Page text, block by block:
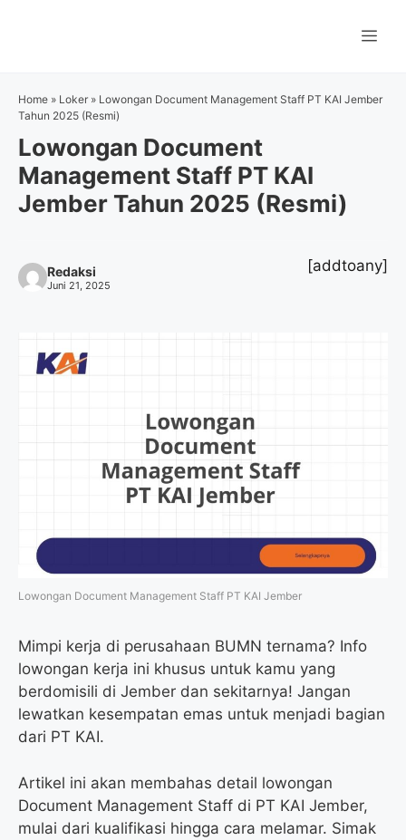
Home » Loker » Lowongan Document Management Staff PT KAI Jember
Tahun 2025 (Resmi)
Lowongan Document
Management Staff PT KAI
Jember Tahun 2025 (Resmi)
Redaksi
Juni 21, 2025
[addtoany]
Lowongan Document Management Staff PT KAI Jember
Mimpi kerja di perusahaan BUMN ternama? Info
lowongan kerja ini khusus untuk kamu yang
berdomisili di Jember dan sekitarnya! Jangan
lewatkan kesempatan emas untuk menjadi bagian
dari PT KAI.
Artikel ini akan membahas detail lowongan
Document Management Staff di PT KAI Jember,
mulai dari kualifikasi hingga cara melamar. Simak